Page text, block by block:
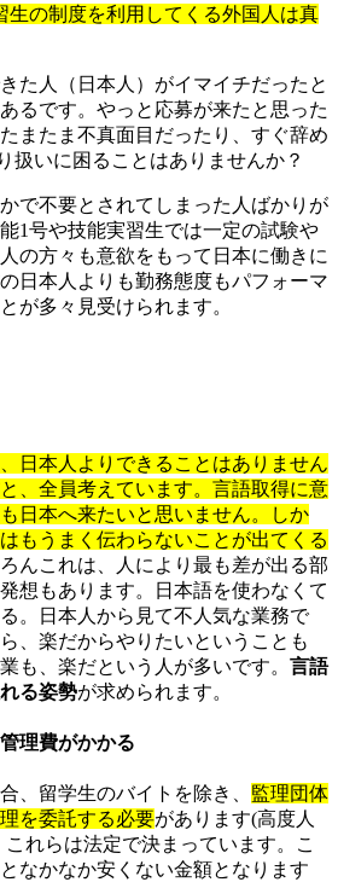
生の制度を利用してくる外国人は真
た人（日本人）がイマイチだったと
るです。やっと応募が来たと思った
またま不真面目だったり、すぐ辞め
扱いに困ることはありませんか？
で不要とされてしまった人ばかりが
1号や技能実習生では一定の試験や
の方々も意欲をもって日本に働きに
日本人よりも勤務態度もパフォーマ
が多々見受けられます。
日本人よりできることはありません
、全員考えています。言語取得に意
日本へ来たいと思いません。しか
もうまく伝わらないことが出てくる
んこれは、人により最も差が出る部
想もあります。日本語を使わなくて
。日本人から見て不人気な業務で
、楽だからやりたいということも
も、楽だという人が多いです。 言語
る姿勢が求められます。
理費がかかる
、留学生のバイトを除き、 監理団体
を委託する必要があります(高度人
れらは法定で決まっています。こ
なかなか安くない金額となります